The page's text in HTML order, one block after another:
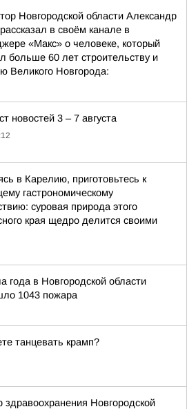
Новгородской области Александр
в своём канале в
«Макс» о человеке, который
больше 60 лет строительству и
Великого Новгорода:
новостей 3 – 7 августа
в Карелию, приготовьтесь к
гастрономическому
суровая природа этого
края щедро делится своими
года в Новгородской области
1043 пожара
танцевать крамп?
здравоохранения Новгородской